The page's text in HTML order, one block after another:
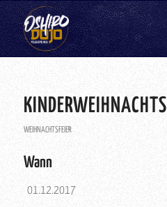
WEIHNACHTSFEIER
Wann
01.12.2017